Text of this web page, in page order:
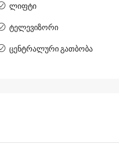
ლიფტი
ტელევიზორი
ცენტრალური გათბობა